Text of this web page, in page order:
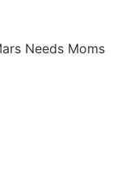
Needs Moms